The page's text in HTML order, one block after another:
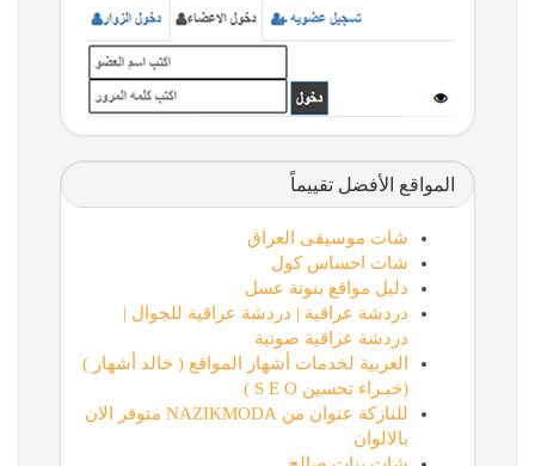
المواقع الأفضل تقييماً
شات موسيقى العراق
شات احساس كول
دليل مواقع بنوتة عسل
دردشة عراقية | دردشة عراقية للجوال |
دردشة عراقية صوتية
العربية لخدمات أشهار المواقع ( خالد أشهار )
(خبـراء تحسين S E O )
للنازكة عنوان من NAZIKMODA متوفر الان
بالالوان